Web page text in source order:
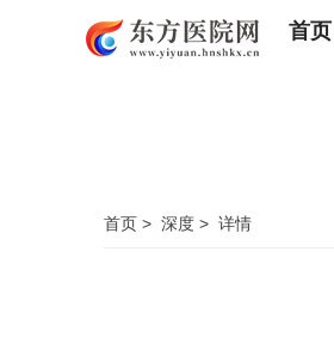
首页
首页 > 深度 > 详情